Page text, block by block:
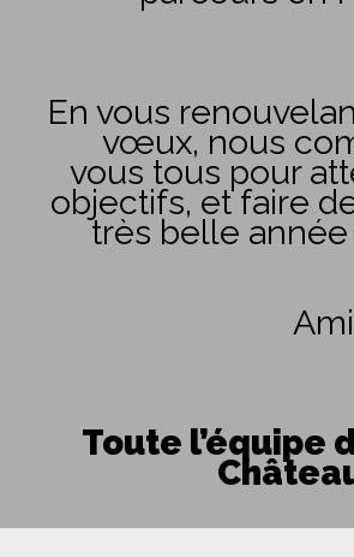
En vous
vœux, nous
vous tous pour
objectifs, et faire
très belle
Toute l’équipe